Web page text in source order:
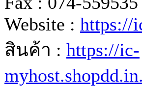
Website : https://
สินค้า : https://ic-